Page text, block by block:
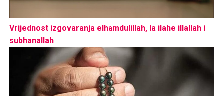
Vrijednost izgovaranja elhamdulillah, la ilahe illallah i
subhanallah